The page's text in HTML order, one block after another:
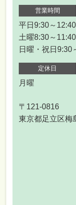
営業時間
平日9:30～
土曜8:30～
日曜・祝日9:30
定休日
月曜
〒121-0816
東京都足立区梅